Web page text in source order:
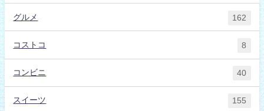
グルメ 162
コストコ 8
コンビニ 40
スイーツ 155